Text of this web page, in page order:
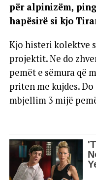
për alpinizëm,
hapësirë si kjo
Kjo histeri kolektve
projektit. Ne do
pemët e sëmura që
priten me kujdes.
mbjellim 3 mijë